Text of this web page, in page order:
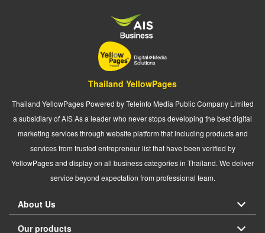
Thailand YellowPages
Thailand YellowPages Powered by Teleinfo Media Public Company Limited
a subsidiary of AIS As a leader who never stops developing the best digital
marketing services through website platform that including products and
services from trusted entrepreneur list that have been verified by
YellowPages and display on all business categories in Thailand. We deliver
service beyond expectation from professional team.
About Us
Our products